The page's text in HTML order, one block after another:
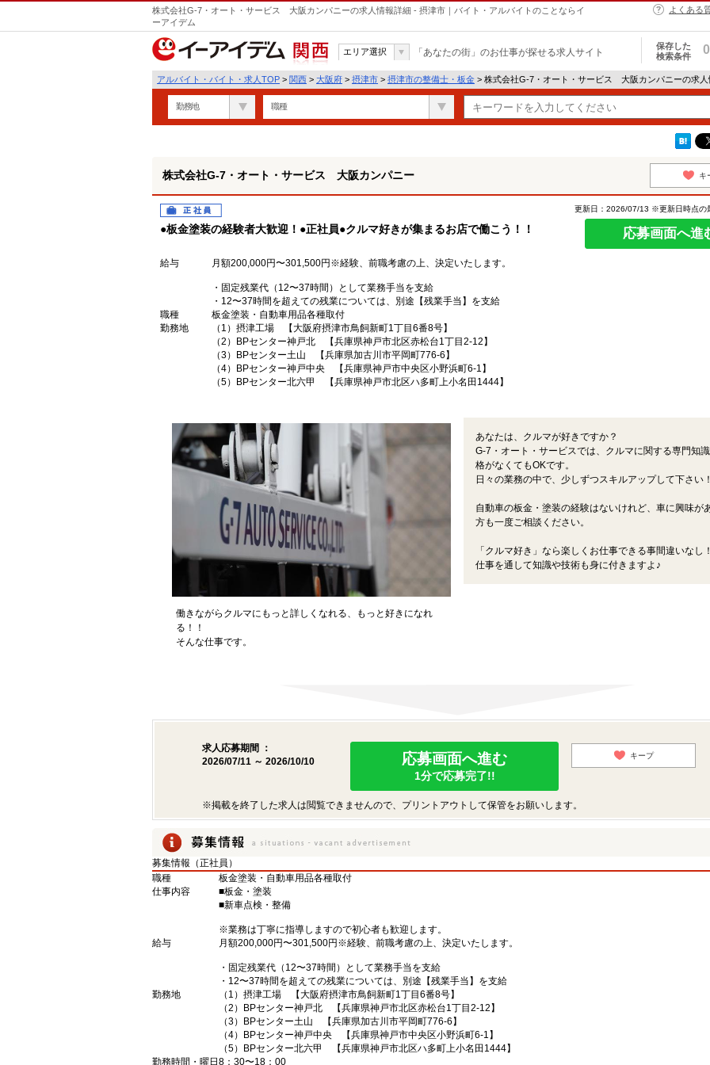
株式会社G-7・オート・サービス 大阪カンパニーの求人情報詳細 - 摂津市｜バイト・アルバイトのことならイ
ーアイデム
よくある
関西
エリア選択 「あなたの街」のお仕事が探せる求人サイト
保存した
検索条件
0
アルバイト・バイト・求人TOP > 関西 > 大阪府 > 摂津市 > 摂津市の整備士・板金 > 株式会社G-7・オート・サービス 大阪カンパニーの求人
勤務地 職種
株式会社G-7・オート・サービス 大阪カンパニー キ
正社員
●板金塗装の経験者大歓迎！●正社員●クルマ好きが集まるお店で働こう！！
更新日：2026/07/13 ※更新日時点の
応募画面へ進
給与 月額200,000円〜301,500円※経験、前職考慮の上、決定いたします。
・固定残業代（12〜37時間）として業務手当を支給
・12〜37時間を超えての残業については、別途【残業手当】を支給
職種
板金塗装・自動車用品各種取付
勤務地
（1）摂津工場 【大阪府摂津市鳥飼新町1丁目6番8号】
（2）BPセンター神戸北 【兵庫県神戸市北区赤松台1丁目2-12】
（3）BPセンター土山 【兵庫県加古川市平岡町776-6】
（4）BPセンター神戸中央 【兵庫県神戸市中央区小野浜町6-1】
（5）BPセンター北六甲 【兵庫県神戸市北区ハ多町上小名田1444】
働きながらクルマにもっと詳しくなれる、もっと好きになれ
る！！
そんな仕事です。
あなたは、クルマが好きですか？
G-7・オート・サービスでは、クルマに関する専門知
格がなくてもOKです。
日々の業務の中で、少しずつスキルアップして下さい！
自動車の板金・塗装の経験はないけれど、車に興味が
方も一度ご相談ください。
「クルマ好き」なら楽しくお仕事できる事間違いなし！
仕事を通して知識や技術も身に付きますよ♪
求人応募期間 ：
2026/07/11 ～ 2026/10/10
応募画面へ進む
1分で応募完了!!
キープ
※掲載を終了した求人は閲覧できませんので、プリントアウトして保管をお願いします。
募集情報（正社員）
職種
板金塗装・自動車用品各種取付
仕事内容
■板金・塗装
■新車点検・整備
※業務は丁寧に指導しますので初心者も歓迎します。
給与
月額200,000円〜301,500円※経験、前職考慮の上、決定いたします。
・固定残業代（12〜37時間）として業務手当を支給
・12〜37時間を超えての残業については、別途【残業手当】を支給
勤務地
（1）摂津工場 【大阪府摂津市鳥飼新町1丁目6番8号】
（2）BPセンター神戸北 【兵庫県神戸市北区赤松台1丁目2-12】
（3）BPセンター土山 【兵庫県加古川市平岡町776-6】
（4）BPセンター神戸中央 【兵庫県神戸市中央区小野浜町6-1】
（5）BPセンター北六甲 【兵庫県神戸市北区ハ多町上小名田1444】
勤務時間・曜日 8：30〜18：00